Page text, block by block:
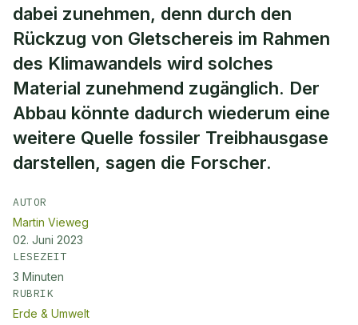
dabei zunehmen, denn durch den
Rückzug von Gletschereis im Rahmen
des Klimawandels wird solches
Material zunehmend zugänglich. Der
Abbau könnte dadurch wiederum eine
weitere Quelle fossiler Treibhausgase
darstellen, sagen die Forscher.
AUTOR
Martin Vieweg
02. Juni 2023
LESEZEIT
3 Minuten
RUBRIK
Erde & Umwelt